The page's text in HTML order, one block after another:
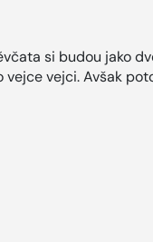
si budou jako
vejce vejci. Avšak